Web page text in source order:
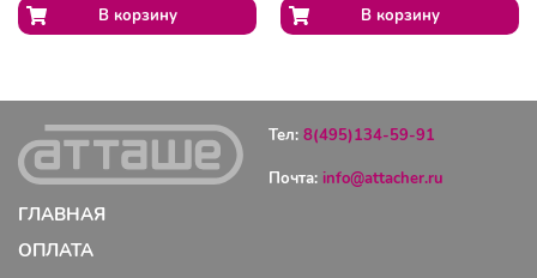
Тел: 8(495)134-59-91
Почта: info@attacher.ru
ГЛАВНАЯ
ОПЛАТА